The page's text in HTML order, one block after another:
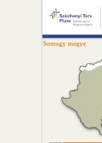
Somogy megye